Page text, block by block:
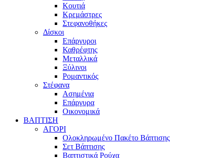
Κουτιά
Κρεμάστρες
Στεφανοθήκες
Δίσκοι
Επάργυροι
Καθρέφτης
Μεταλλικά
Ξύλινοι
Ρομαντικός
Στέφανα
Ασημένια
Επάργυρα
Οικονομικά
ΒΑΠΤΙΣΗ
ΑΓΟΡΙ
Ολοκληρωμένο Πακέτο Βάπτισης
Σετ Βάπτισης
Βαπτιστικά Ρούχα